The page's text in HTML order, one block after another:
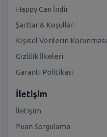
Happy Can İndir
Şartlar & Koşullar
Kişisel Verilerin Korunması
Gizlilik İlkeleri
Garanti Politikası
İletişim
İletişim
Puan Sorgulama